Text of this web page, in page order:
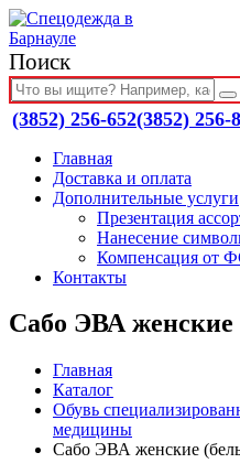
Поиск
(3852) 256-652(3852) 256-
Главная
Доставка и оплата
Дополнительные услуги
Презентация
Нанесение
Компенсация от
Контакты
Сабо ЭВА женские
Главная
Каталог
Обувь
медицины
Сабо ЭВА женские